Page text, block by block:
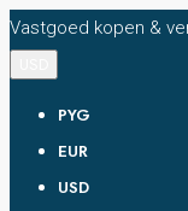
Vastgoed kopen &
PYG
EUR
USD